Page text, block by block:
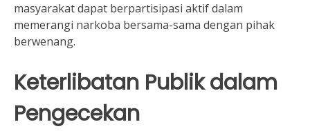
masyarakat dapat berpartisipasi aktif dalam
memerangi narkoba bersama-sama dengan pihak
berwenang.
Keterlibatan Publik dalam
Pengecekan